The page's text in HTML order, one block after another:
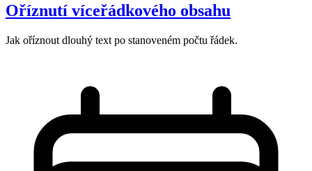
Oříznutí víceřádkového obsahu
Jak oříznout dlouhý text po stanoveném počtu řádek.